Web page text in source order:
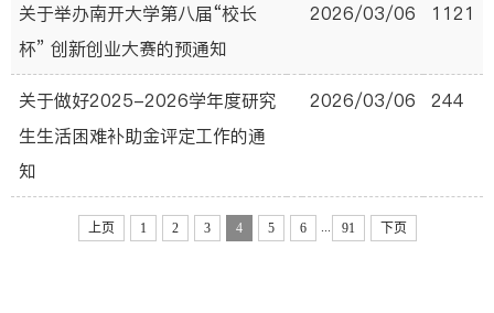
关于举办南开大学第八届“校长
杯” 创新创业大赛的预通知
2026/03/06 1121
关于做好2025-2026学年度研究
生生活困难补助金评定工作的通
知
2026/03/06 244
上页 1 2 3 4 5 6 91 下页